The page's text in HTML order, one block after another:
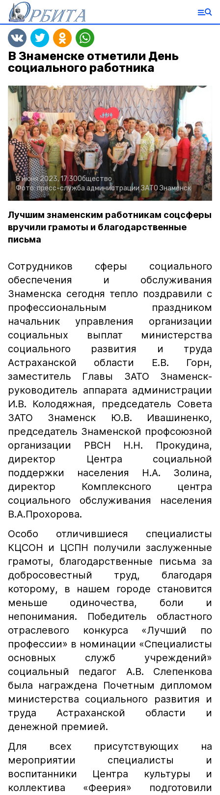
В Знаменске отметили День
социального работника
8 июня 2023, 17:30Общество
Фото:пресс-служба администрации ЗАТО Знаменск
Лучшим знаменским работникам соцсферы
вручили грамоты и благодарственные
письма
Сотрудников сферы социального
обеспечения и обслуживания
Знаменска сегодня тепло поздравили с
профессиональным праздником
начальник управления организации
социальных выплат министерства
социального развития и труда
Астраханской области Е.В. Горн,
заместитель Главы ЗАТО Знаменск-
руководитель аппарата администрации
И.В. Колодяжная, председатель Совета
ЗАТО Знаменск Ю.В. Ивашиненко,
председатель Знаменской профсоюзной
организации РВСН Н.Н. Прокудина,
директор Центра социальной
поддержки населения Н.А. Золина,
директор Комплексного центра
социального обслуживания населения
В.А.Прохорова.
Особо отличившиеся специалисты
КЦСОН и ЦСПН получили заслуженные
грамоты, благодарственные письма за
добросовестный труд, благодаря
которому, в нашем городе становится
меньше одиночества, боли и
непонимания. Победитель областного
отраслевого конкурса «Лучший по
профессии» в номинации «Специалисты
основных служб учреждений»
социальный педагог А.В. Слепенкова
была награждена Почетным дипломом
министерства социального развития и
труда Астраханской области и
денежной премией.
Для всех присутствующих на
мероприятии специалисты и
воспитанники Центра культуры и
коллектива «Феерия» подготовили